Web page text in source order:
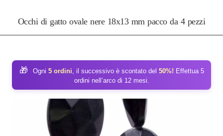
Occhi di gatto ovale nere 18x13 mm pacco da 4 pezzi
🎁 Ogni 5 ordini, il successivo è scontato del 50%! Effettua 5
ordini nell’arco di 12 mesi.